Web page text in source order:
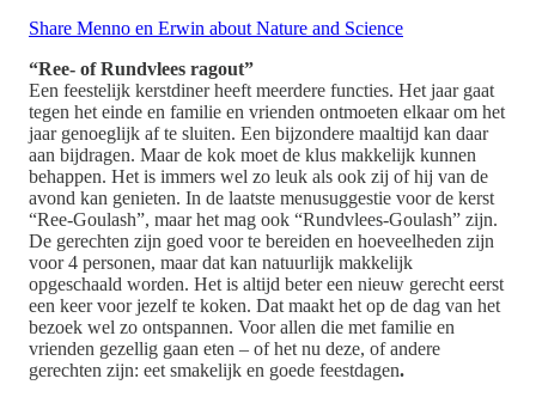
Share Menno en Erwin about Nature and Science
“Ree- of Rundvlees ragout”
Een feestelijk kerstdiner heeft meerdere functies. Het jaar gaat
tegen het einde en familie en vrienden ontmoeten elkaar om het
jaar genoeglijk af te sluiten. Een bijzondere maaltijd kan daar
aan bijdragen. Maar de kok moet de klus makkelijk kunnen
behappen. Het is immers wel zo leuk als ook zij of hij van de
avond kan genieten. In de laatste menusuggestie voor de kerst
“Ree-Goulash”, maar het mag ook “Rundvlees-Goulash” zijn.
De gerechten zijn goed voor te bereiden en hoeveelheden zijn
voor 4 personen, maar dat kan natuurlijk makkelijk
opgeschaald worden. Het is altijd beter een nieuw gerecht eerst
een keer voor jezelf te koken. Dat maakt het op de dag van het
bezoek wel zo ontspannen. Voor allen die met familie en
vrienden gezellig gaan eten – of het nu deze, of andere
gerechten zijn: eet smakelijk en goede feestdagen.